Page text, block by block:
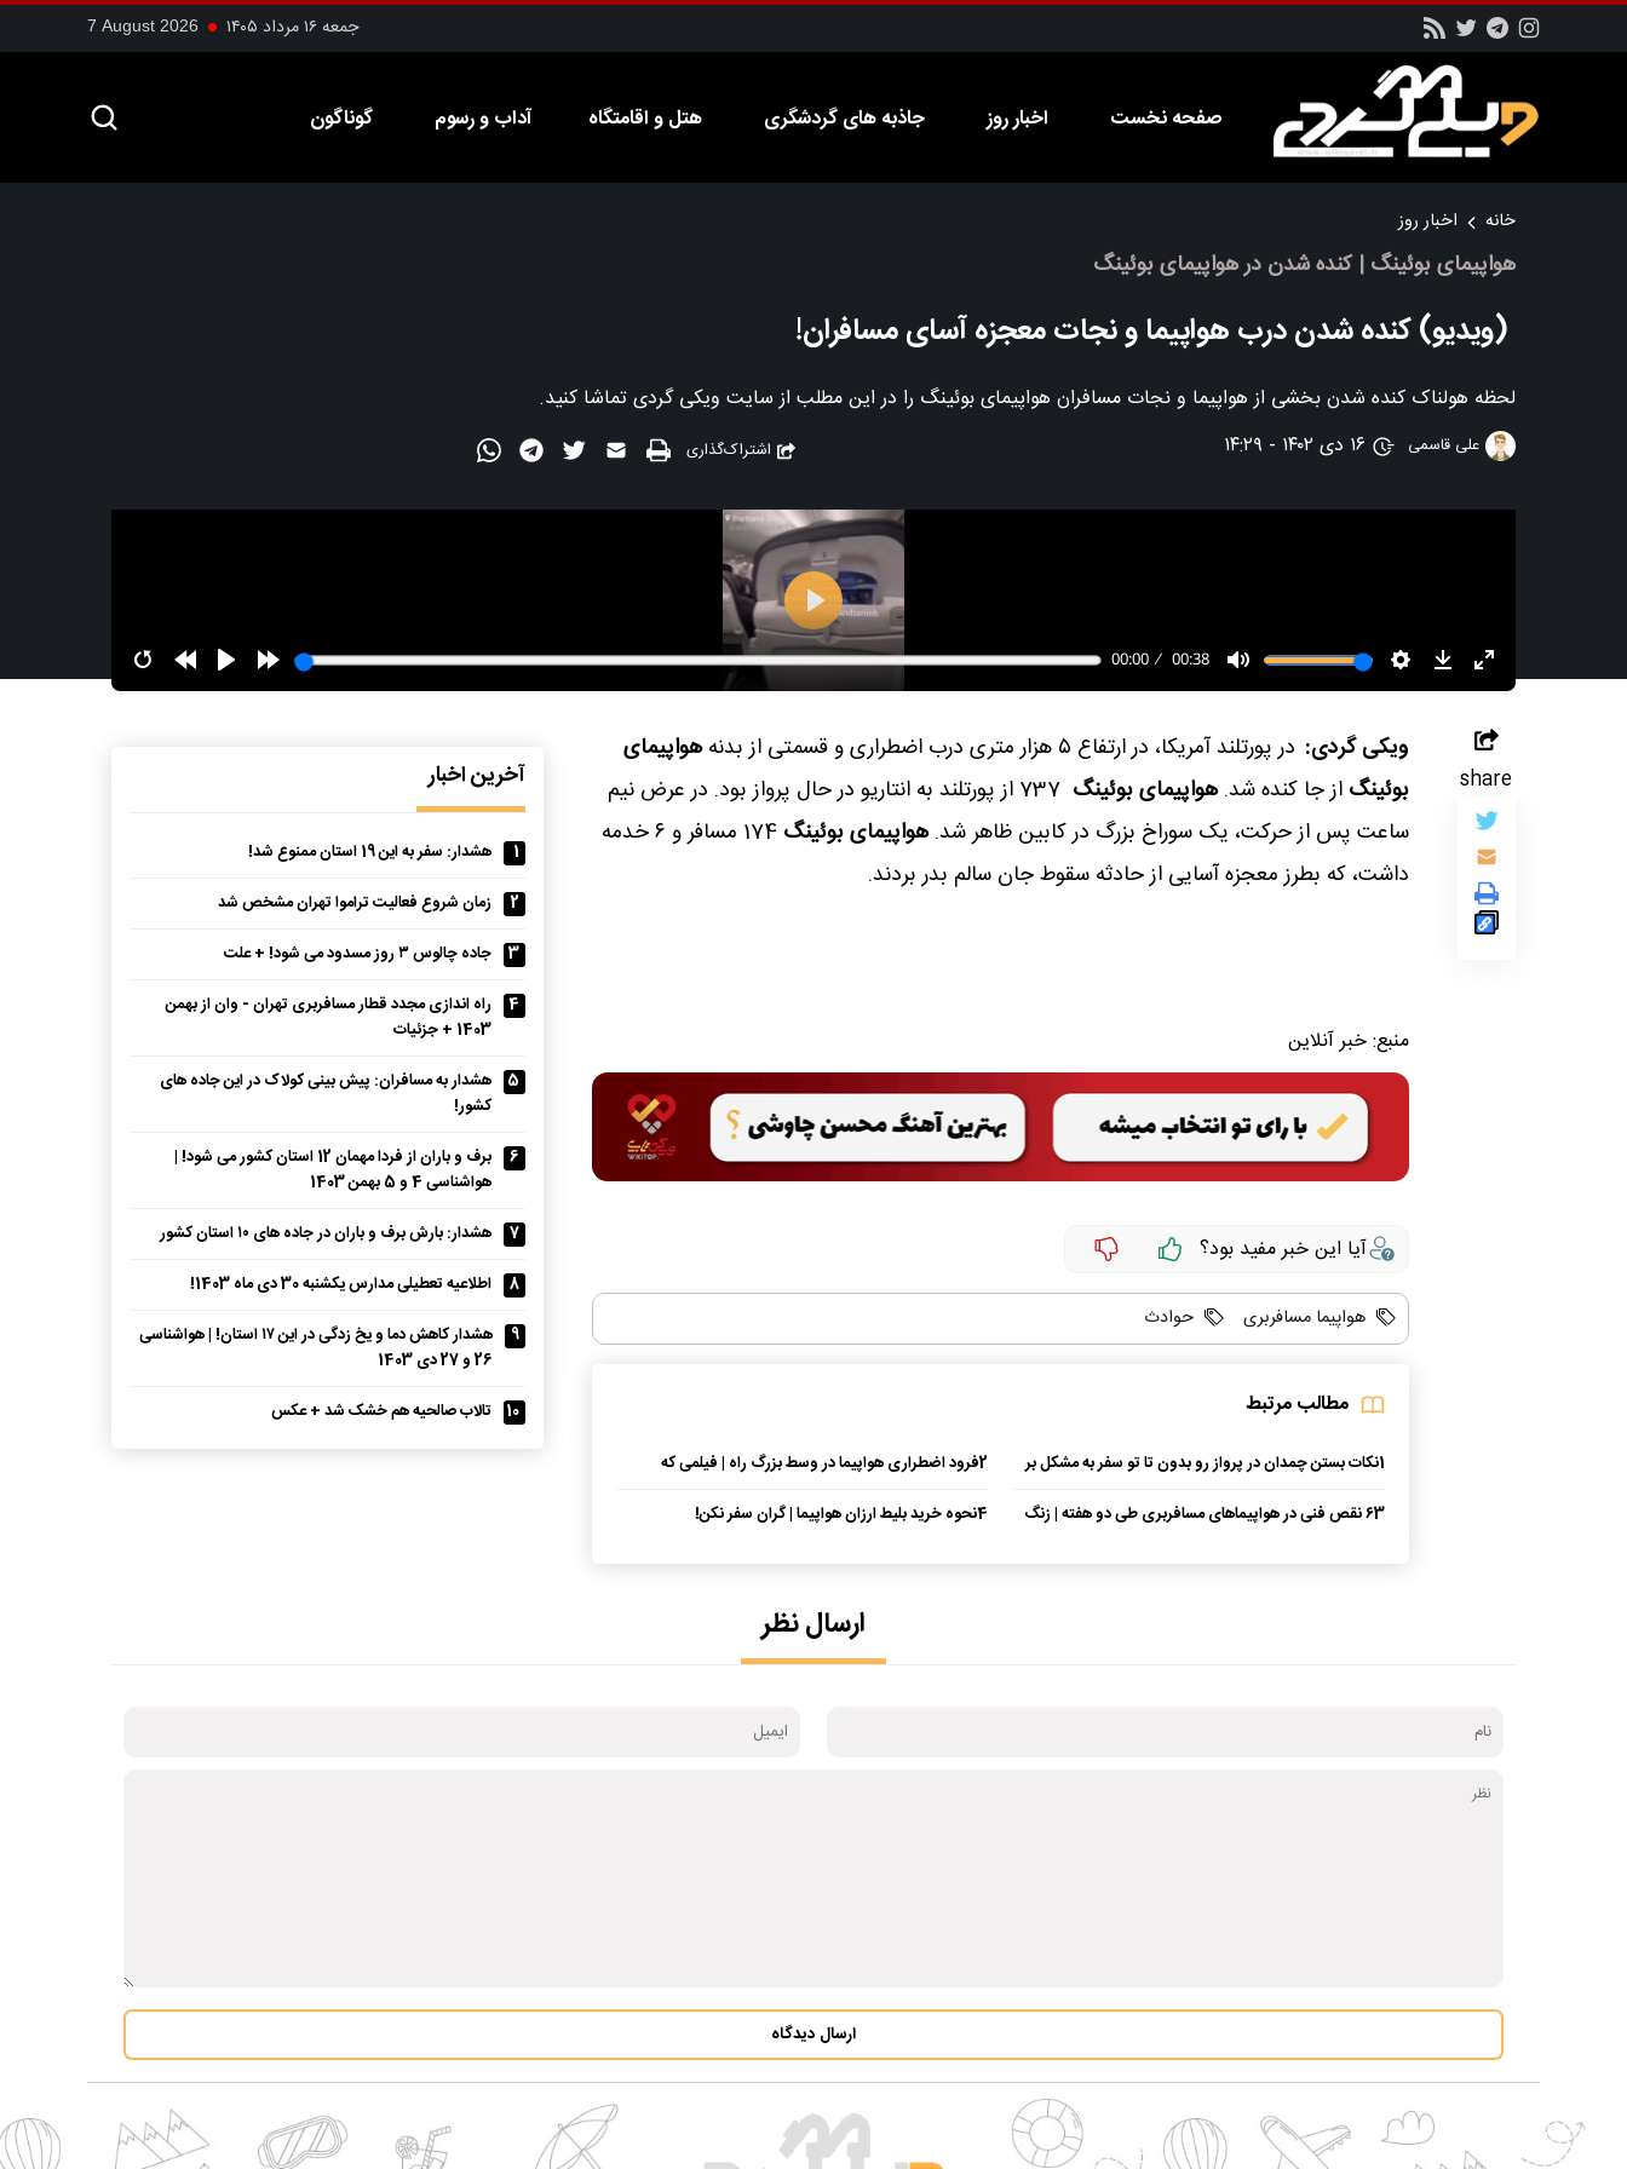
جمعه ۱۶ مرداد ۱۴۰۵ 7 August 2026
صفحه نخست اخبار روز جاذبه های گردشگری هتل و اقامتگاه آداب و رسوم گوناگون
خانه اخبار روز
هواپیمای بوئینگ | کنده شدن در هواپیمای بوئینگ
(ویدیو) کنده شدن درب هواپیما و نجات معجزه آسای مسافران!
لحظه هولناک کنده شدن بخشی از هواپیما و نجات مسافران هواپیمای بوئینگ را در این مطلب از سایت ویکی گردی تماشا کنید.
اشتراک‌گذاری علی قاسمی ۱۶ دی ۱۴۰۲ - ۱۴:۲۹
ویکی گردی: در پورتلند آمریکا، در ارتفاع ۵ هزار متری درب اضطراری و قسمتی از بدنه
هواپیمای
بوئینگاز جا کنده شد.هواپیمای بوئینگ
737 از پورتلند به انتاریو در حال پرواز بود. در عرض نیم
ساعت پس از حرکت، یک سوراخ بزرگ در کابین ظاهر شد.هواپیمای بوئینگ
174 مسافر و ۶ خدمه
داشت، که بطرز معجزه آسایی از حادثه سقوط جان سالم بدر بردند.
منبع:خبر آنلاین
آیا این خبر مفید بود؟
هواپیما مسافربری حوادث
مطالب مرتبط
1نکات بستن چمدان در پرواز رو بدون تا تو سفر به مشکل بر
2فرود اضطراری هواپیما در وسط بزرگ راه | فیلمی که
3 ۶ نقص فنی در هواپیماهای مسافربری طی دو هفته | زنگ
4نحوه خرید بلیط ارزان هواپیما | گران سفر نکن!
آخرین اخبار
1
هشدار: سفر به این 19 استان‌ ممنوع شد!
2
زمان شروع فعالیت تراموا تهران مشخص شد
3
جاده چالوس ۳ روز مسدود می‌ شود! + علت
4
راه اندازی مجدد قطار مسافربری تهران - وان از بهمن‌
1403 + جزئیات
5
هشدار به مسافران: پیش‌ بینی کولاک در این جاده‌ های
کشور!
6
برف و باران از فردا مهمان 12 استان‌ کشور می‌ شود! |
هواشناسی 4 و 5 بهمن 1403
7
هشدار: بارش برف و باران در جاده‌ های ۱۰ استان کشور
8
اطلاعیه تعطیلی مدارس یکشنبه 30 دی ماه 1403!
9
هشدار کاهش دما و یخ‌ زدگی در این ۱۷ استان! | هواشناسی
26 و 27 دی 1403
10
تالاب صالحیه هم خشک شد + عکس
share
ارسال نظر
ارسال دیدگاه